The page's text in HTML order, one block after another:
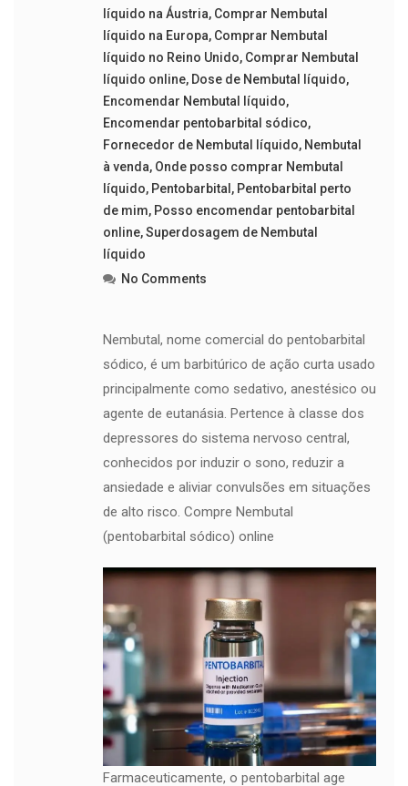
líquido na Áustria, Comprar Nembutal
líquido na Europa, Comprar Nembutal
líquido no Reino Unido, Comprar Nembutal
líquido online, Dose de Nembutal líquido,
Encomendar Nembutal líquido,
Encomendar pentobarbital sódico,
Fornecedor de Nembutal líquido, Nembutal
à venda, Onde posso comprar Nembutal
líquido, Pentobarbital , Pentobarbital perto
de mim, Posso encomendar pentobarbital
online,Superdosagem de Nembutal
líquido
No Comments
Nembutal, nome comercial do pentobarbital
sódico, é um barbitúrico de ação curta usado
principalmente como sedativo, anestésico ou
agente de eutanásia. Pertence à classe dos
depressores do sistema nervoso central,
conhecidos por induzir o sono, reduzir a
ansiedade e aliviar convulsões em situações
de alto risco. Compre Nembutal
(pentobarbital sódico) online
Farmaceuticamente, o pentobarbital age